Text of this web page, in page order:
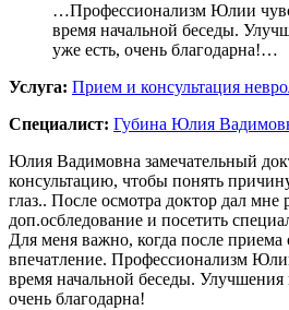
…Профессионализм Юлии
время начальной беседы.
уже есть, очень благодарна!…
Услуга: Прием и консультация
Специалист: Губина Юлия
Юлия Вадимовна замечательный
консультацию, чтобы понять
глаз.. После осмотра доктор дал
доп.осбледование и посетить
Для меня важно, когда после приема
впечатление. Профессионализм
время начальной беседы. Улучшения
очень благодарна!